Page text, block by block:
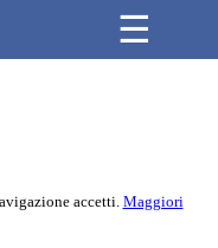
☰
pagina
accetti. Maggiori